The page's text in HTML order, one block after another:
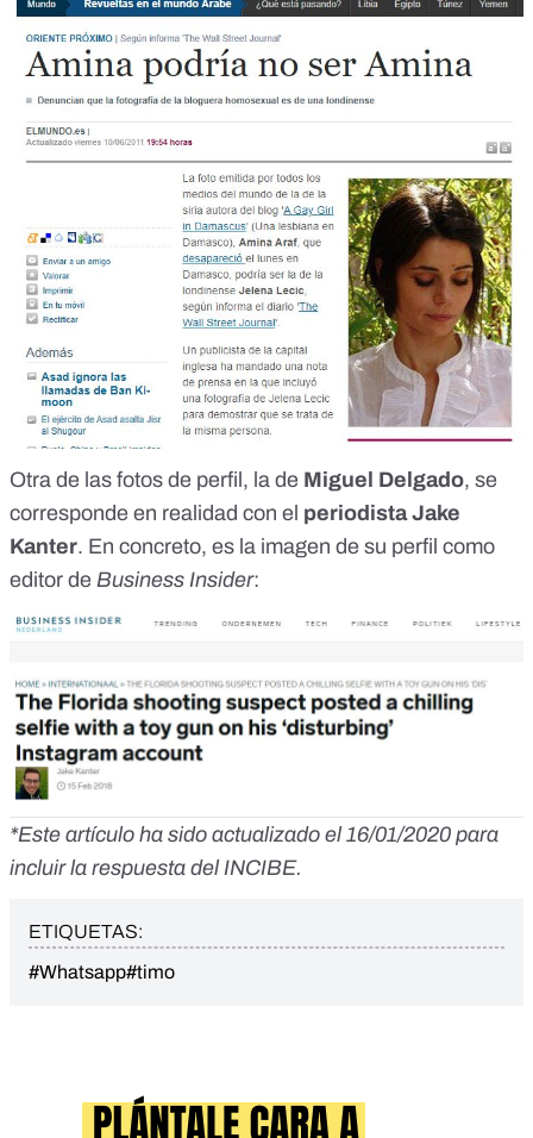
Otra de las fotos de perfil, la de Miguel Delgado, se
corresponde en realidad con el periodistaJake
Kanter. En concreto, es la imagen de su perfil como
editor de Business Insider:
*Este artículo ha sido actualizado el 16/01/2020 para
incluir la respuesta del INCIBE.
ETIQUETAS:
#Whatsapp#timo